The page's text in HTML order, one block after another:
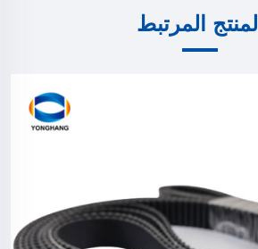
المنتج المرتبط